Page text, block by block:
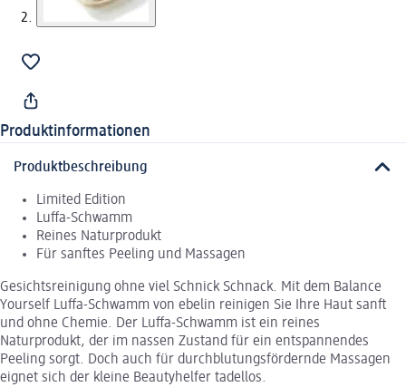
Produktinformationen
Produktbeschreibung
Limited Edition
Luffa-Schwamm
Reines Naturprodukt
Für sanftes Peeling und Massagen
Gesichtsreinigung ohne viel Schnick Schnack. Mit dem Balance
Yourself Luffa-Schwamm von ebelin reinigen Sie Ihre Haut sanft
und ohne Chemie. Der Luffa-Schwamm ist ein reines
Naturprodukt, der im nassen Zustand für ein entspannendes
Peeling sorgt. Doch auch für durchblutungsfördernde Massagen
eignet sich der kleine Beautyhelfer tadellos.